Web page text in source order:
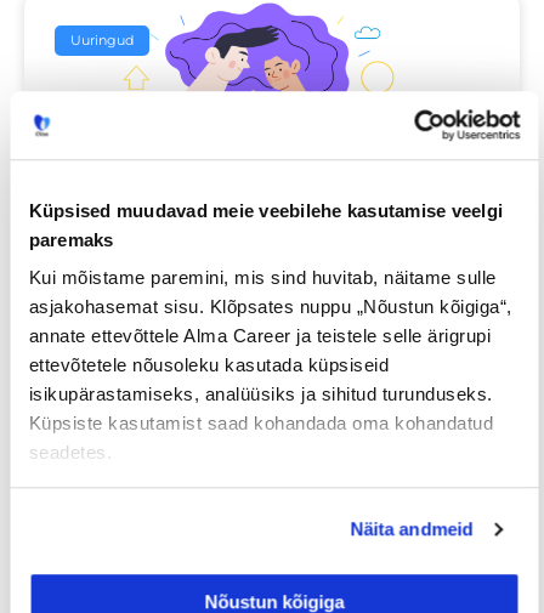
Küpsised muudavad meie veebilehe kasutamise veelgi
paremaks
Kui mõistame paremini, mis sind huvitab, näitame sulle
asjakohasemat sisu. Klõpsates nuppu „Nõustun kõigiga“,
annate ettevõttele Alma Career ja teistele selle ärigrupi
ettevõtetele nõusoleku kasutada küpsiseid
isikupärastamiseks, analüüsiks ja sihitud turunduseks.
Küpsiste kasutamist saad kohandada oma kohandatud
seadetes.
Näita andmeid
Nõustun kõigiga
Uuringud
Iga neljas eestlane on käinud
tööintervjuul ilma tegeliku
vahetuskavatsuseta
23/07/2026